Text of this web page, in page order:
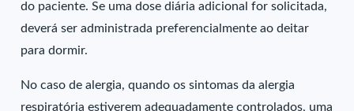
do paciente. Se uma dose diária adicional for solicitada,
deverá ser administrada preferencialmente ao deitar
para dormir.
No caso de alergia, quando os sintomas da alergia
respiratória estiverem adequadamente controlados, uma